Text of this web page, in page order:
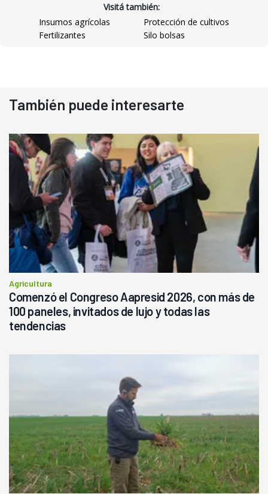
Visitá también:
Insumos agrícolas
Protección de cultivos
Fertilizantes
Silo bolsas
También puede interesarte
Agricultura
Comenzó el Congreso Aapresid 2026, con más de
100 paneles, invitados de lujo y todas las
tendencias